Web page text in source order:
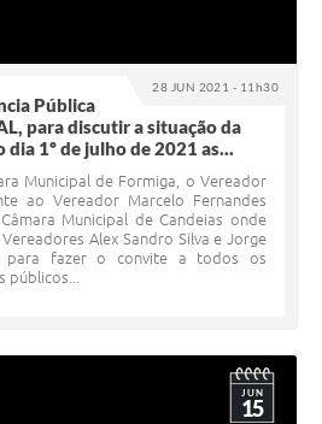
28 JUN 2021 - 11h30
Pública
para discutir a situação da
dia 1º de julho de 2021 as...
Municipal de Formiga, o Vereador
ao Vereador Marcelo Fernandes
Municipal de Candeias onde
Alex Sandro Silva e Jorge
para fazer o convite a todos os
JUN
15